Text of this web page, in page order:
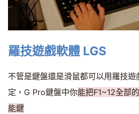
羅技遊戲軟體 LGS
不管是鍵盤還是滑鼠都可以用羅技
定，G Pro鍵盤中你能把F1~12全部
能鍵